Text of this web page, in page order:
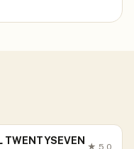
TWENTYSEVEN
★ 5.0